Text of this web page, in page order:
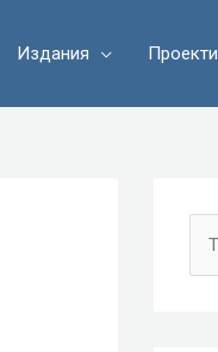
Издания Проекти